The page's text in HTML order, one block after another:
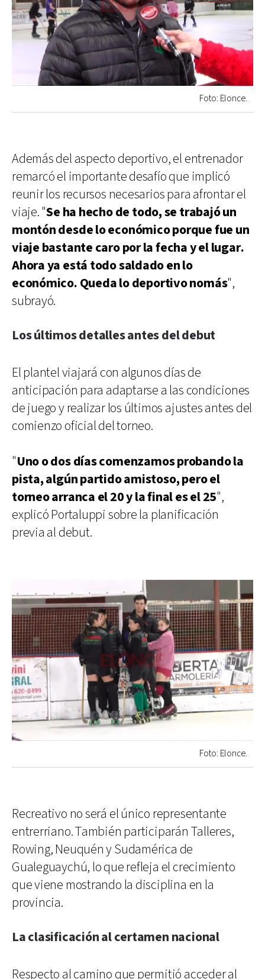
Foto: Elonce.
Además del aspecto deportivo, el entrenador
remarcó el importante desafío que implicó
reunir los recursos necesarios para afrontar el
viaje. "Se ha hecho de todo, se trabajó un
montón desde lo económico porque fue un
viaje bastante caro por la fecha y el lugar.
Ahora ya está todo saldado en lo
económico. Queda lo deportivo nomás",
subrayó.
Los últimos detalles antes del debut
El plantel viajará con algunos días de
anticipación para adaptarse a las condiciones
de juego y realizar los últimos ajustes antes del
comienzo oficial del torneo.
"Uno o dos días comenzamos probando la
pista, algún partido amistoso, pero el
torneo arranca el 20 y la final es el 25",
explicó Portaluppi sobre la planificación
previa al debut.
Foto: Elonce.
Recreativo no será el único representante
entrerriano. También participarán Talleres,
Rowing, Neuquén y Sudamérica de
Gualeguaychú, lo que refleja el crecimiento
que viene mostrando la disciplina en la
provincia.
La clasificación al certamen nacional
Respecto al camino que permitió acceder al